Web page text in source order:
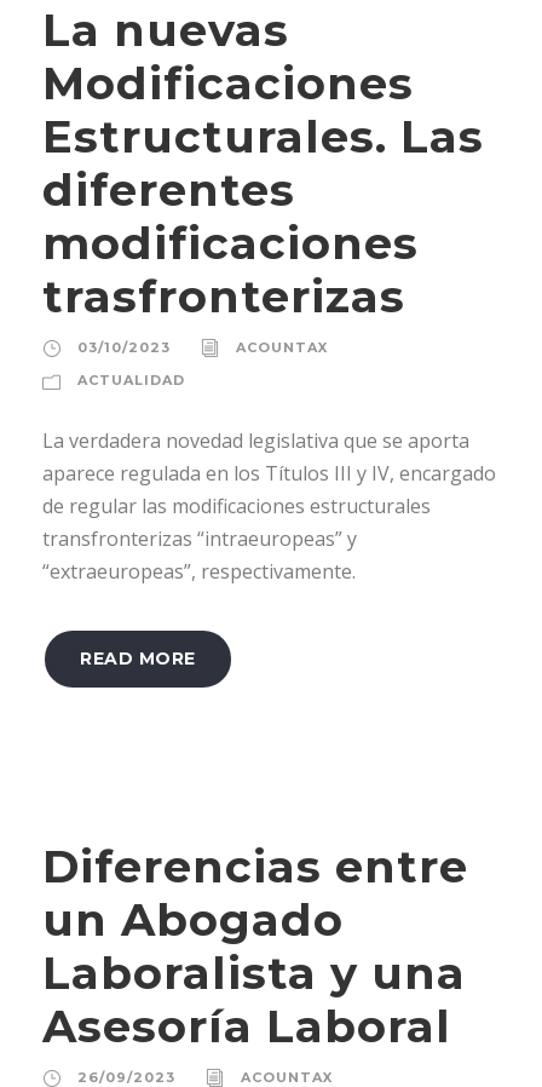
La nuevas
Modificaciones
Estructurales. Las
diferentes
modificaciones
trasfronterizas
03/10/2023
ACOUNTAX
ACTUALIDAD
La verdadera novedad legislativa que se aporta
aparece regulada en los Títulos III y IV, encargado
de regular las modificaciones estructurales
transfronterizas “intraeuropeas” y
“extraeuropeas”, respectivamente.
READ MORE
Diferencias entre
un Abogado
Laboralista y una
Asesoría Laboral
26/09/2023
ACOUNTAX